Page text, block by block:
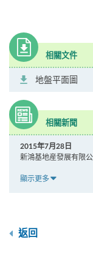
相關文件
地盤平面圖
相關新聞
2015年7月28日
新鴻基地産發展有限
顯示更多
返回